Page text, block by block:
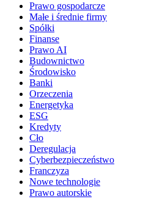
Prawo gospodarcze
Małe i średnie firmy
Spółki
Finanse
Prawo AI
Budownictwo
Środowisko
Banki
Orzeczenia
Energetyka
ESG
Kredyty
Cło
Deregulacja
Cyberbezpieczeństwo
Franczyza
Nowe technologie
Prawo autorskie